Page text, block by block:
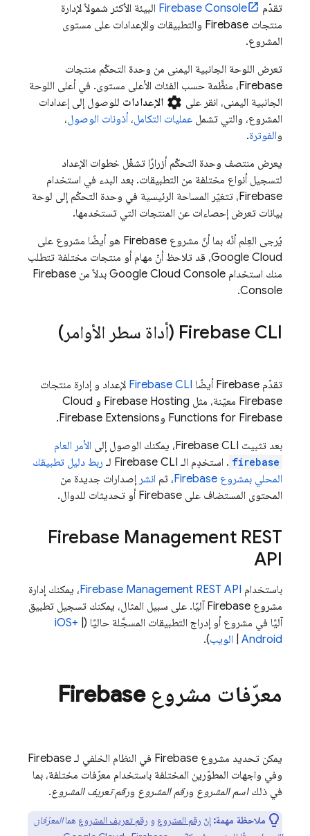
تقدّم Firebase Console
البيئة الأكثر شمولاً لإدارة
منتجات Firebase والتطبيقات والإعدادات على مستوى
المشروع.
تعرض اللوحة الجانبية اليمنى من وحدة التحكّم منتجات
Firebase، منظَّمة حسب الفئات الأعلى مستوى. في أعلى اللوحة
الجانبية اليمنى، انقر على settings الإعدادات للوصول إلى إعدادات
المشروع، والتي تشمل عمليات التكامل،أذونات الوصول،
والفوترة.
يعرض منتصف وحدة التحكّم أزرارًا تشغّل خطوات الإعداد
لتسجيل أنواع مختلفة من التطبيقات. بعد البدء في استخدام
Firebase، تتغيّر المساحة الرئيسية في وحدة التحكّم إلى لوحة
بيانات تعرض إحصاءات عن المنتجات التي تستخدمها.
يُرجى العِلم أنّه بما أنّ مشروع Firebase هو أيضًا مشروع على
Google Cloud، قد تلاحظ أنّ مهام أو منتجات مختلفة تتطلب
منك استخدام
Google Cloud Console بدلاً من
Firebase
Console.
Firebase CLI (أداة سطر الأوامر)
تقدّم Firebase أيضًا Firebase CLI
لإعداد و إدارة منتجات
Firebase معيّنة، مثل
Firebase Hosting و Cloud
Functions for Firebase وFirebase Extensions
.
بعد تثبيت
Firebase CLI، يمكنك الوصول إلى الأمر العام
firebase . استخدِم الـ Firebase CLI لـ
ربط دليل تطبيقك
المحلي بمشروع Firebase
، ثم انشر إصدارات جديدة من
المحتوى المستضاف على Firebase أو تحديثات للدوال.
Firebase Management REST
API
باستخدام Firebase Management REST API، يمكنك إدارة
مشروع Firebase آليًا. على سبيل المثال، يمكنك تسجيل تطبيق
آليًا في مشروع أو إدراج التطبيقات المسجَّلة حاليًا ( iOS+‎
Android
الويب).
معرّفات مشروع Firebase
يمكن تحديد مشروع Firebase في النظام الخلفي لـ Firebase
وفي واجهات المطوّرين المختلفة باستخدام معرّفات مختلفة، بما
في ذلكاسم المشروع ورقم المشروع ورقم تعريف المشروع.
ملاحظة مهمة: إنّ رقم المشروع و رقم تعريف المشروع هماالمعرّفان